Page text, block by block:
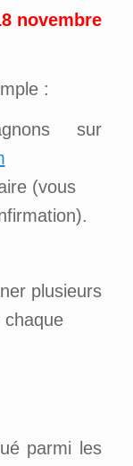
novembre
:
sur
(vous
plusieurs
chaque
parmi les